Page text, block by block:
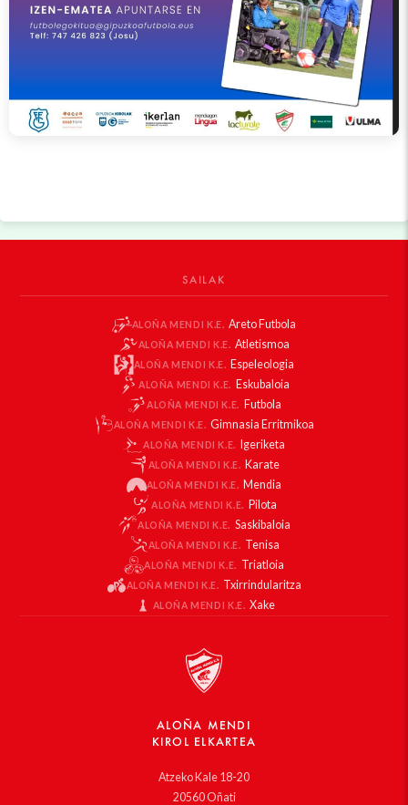
SAILAK
ALOÑA MENDI K.E. Areto Futbola
ALOÑA MENDI K.E. Atletismoa
ALOÑA MENDI K.E. Espeleologia
ALOÑA MENDI K.E. Eskubaloia
ALOÑA MENDI K.E. Futbola
ALOÑA MENDI K.E. Gimnasia Erritmikoa
ALOÑA MENDI K.E. Igeriketa
ALOÑA MENDI K.E. Karate
ALOÑA MENDI K.E. Mendia
ALOÑA MENDI K.E. Pilota
ALOÑA MENDI K.E. Saskibaloia
ALOÑA MENDI K.E. Tenisa
ALOÑA MENDI K.E. Triatloia
ALOÑA MENDI K.E. Txirrindularitza
ALOÑA MENDI K.E. Xake
ALOÑA MENDI
KIROL ELKARTEA
Atzeko Kale 18-20
20560 Oñati